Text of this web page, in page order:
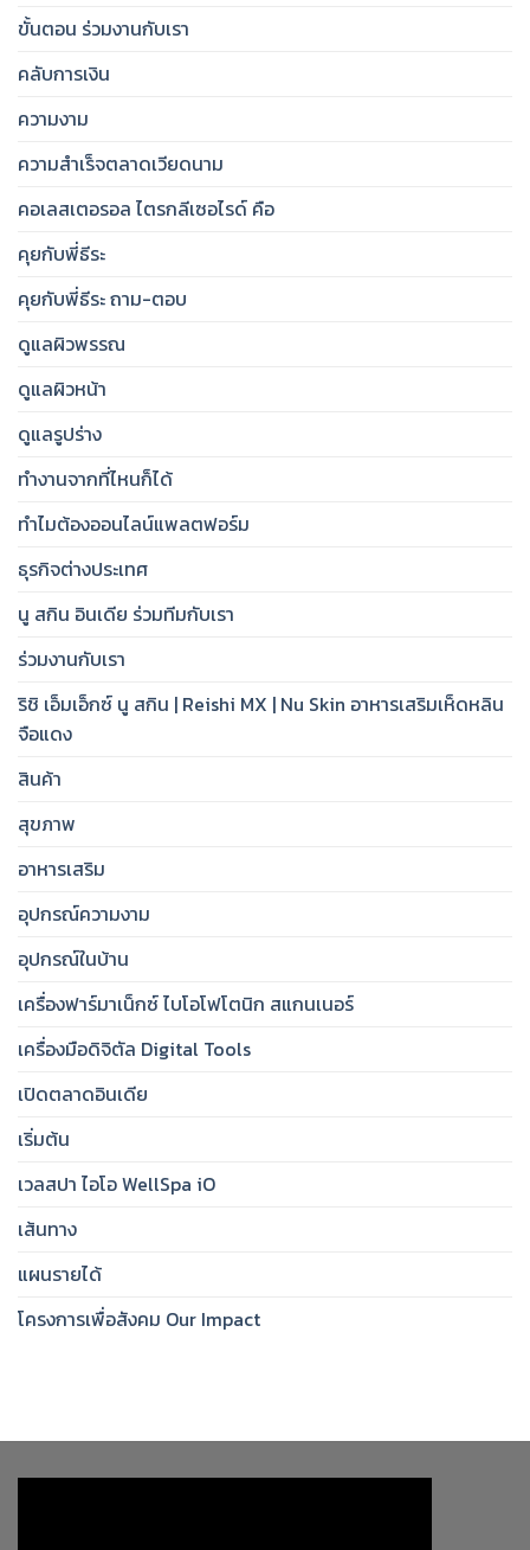
ขั้นตอน ร่วมงานกับเรา
คลับการเงิน
ความงาม
ความสำเร็จตลาดเวียดนาม
คอเลสเตอรอล ไตรกลีเซอไรด์ คือ
คุยกับพี่ธีระ
คุยกับพี่ธีระ ถาม-ตอบ
ดูแลผิวพรรณ
ดูแลผิวหน้า
ดูแลรูปร่าง
ทำงานจากที่ไหนก็ได้
ทำไมต้องออนไลน์แพลตฟอร์ม
ธุรกิจต่างประเทศ
นู สกิน อินเดีย ร่วมทีมกับเรา
ร่วมงานกับเรา
ริชิ เอ็มเอ็กซ์ นู สกิน | Reishi MX | Nu Skin อาหารเสริมเห็ดหลิน
จือแดง
สินค้า
สุขภาพ
อาหารเสริม
อุปกรณ์ความงาม
อุปกรณ์ในบ้าน
เครื่องฟาร์มาเน็กซ์ ไบโอโฟโตนิก สแกนเนอร์
เครื่องมือดิจิตัล Digital Tools
เปิดตลาดอินเดีย
เริ่มต้น
เวลสปา ไอโอ WellSpa iO
เส้นทาง
แผนรายได้
โครงการเพื่อสังคม Our Impact